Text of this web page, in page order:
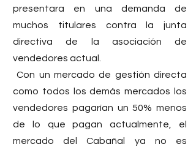
presentara en una demanda de
muchos titulares contra la junta
directiva de la asociación de
vendedores actual.
Con un mercado de gestión directa
como todos los demás mercados los
vendedores pagarían un 50% menos
de lo que pagan actualmente, el
mercado del Cabañal ya no es